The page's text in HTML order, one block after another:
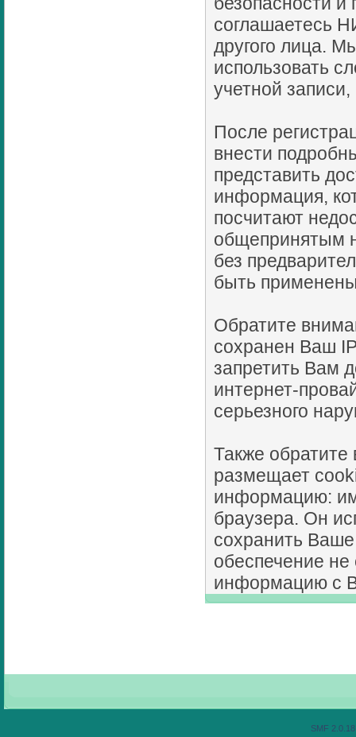
соглашаетесь
другого лица.
использовать
учетной
После
внести
представить
информация,
посчитают
общепринятым
без
быть
Обратите
сохранен Ваш
запретить Вам
интернет-
серьезного
Также
размещает
информацию:
браузера. Он
сохранить
обеспечение не
информацию с
SMF 2.0.18